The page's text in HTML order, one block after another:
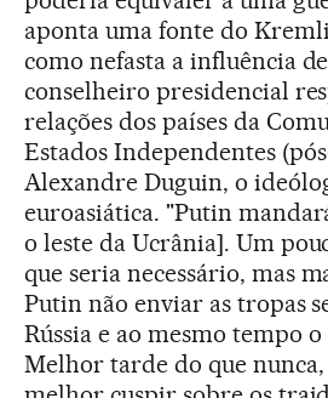
aponta uma fonte do
como nefasta a influência
conselheiro presidencial
relações dos países da
Estados Independentes
Alexandre Duguin, o
euroasiática. "Putin
o leste da Ucrânia]. Um
que seria necessário, mas
Putin não enviar as tropas
Rússia e ao mesmo tempo
Melhor tarde do que